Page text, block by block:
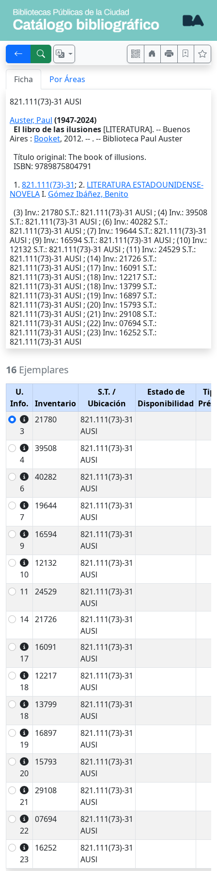
Ficha Por Áreas
821.111(73)-31 AUSl
Auster, Paul (1947-2024)
El libro de las ilusiones [LITERATURA]. -- Buenos
Aires : Booket, 2012. -- . -- Biblioteca Paul Auster
Título original: The book of illusions.
ISBN: 9789875804791
1. 821.111(73)-31; 2. LITERATURA ESTADOUNIDENSE-
NOVELAI. Gómez Ibáñez, Benito
(3)Inv.: 21780S.T.: 821.111(73)-31 AUSl ; (4)Inv.: 39508
S.T.: 821.111(73)-31 AUSl ; (6)Inv.: 40282S.T.:
821.111(73)-31 AUSl ; (7)Inv.: 19644S.T.: 821.111(73)-31
AUSl ; (9)Inv.: 16594S.T.: 821.111(73)-31 AUSl ; (10)Inv.:
12132S.T.: 821.111(73)-31 AUSl ; (11)Inv.: 24529S.T.:
821.111(73)-31 AUSl ; (14)Inv.: 21726S.T.:
821.111(73)-31 AUSl ; (17)Inv.: 16091 S.T.:
821.111(73)-31 AUSl ; (18)Inv.: 12217S.T.:
821.111(73)-31 AUSl ; (18)Inv.: 13799S.T.:
821.111(73)-31 AUSl ; (19)Inv.: 16897S.T.:
821.111(73)-31 AUSl ; (20)Inv.: 15793S.T.:
821.111(73)-31 AUSl ; (21)Inv.: 29108S.T.:
821.111(73)-31 AUSl ; (22)Inv.: 07694S.T.:
821.111(73)-31 AUSl ; (23)Inv.: 16252S.T.:
821.111(73)-31 AUSl
16 Ejemplares
U.
Info.
Inventario
S.T. /
Ubicación
Estado de
Disponibilidad
3
21780
821.111(73)-31
AUSl
4
39508
821.111(73)-31
AUSl
6
40282
821.111(73)-31
AUSl
7
19644
821.111(73)-31
AUSl
9
16594
821.111(73)-31
AUSl
10
12132
821.111(73)-31
AUSl
11
24529
821.111(73)-31
AUSl
14 21726
821.111(73)-31
AUSl
17
16091
821.111(73)-31
AUSl
18
12217
821.111(73)-31
AUSl
18
13799
821.111(73)-31
AUSl
19
16897
821.111(73)-31
AUSl
20
15793
821.111(73)-31
AUSl
21
29108
821.111(73)-31
AUSl
22
07694
821.111(73)-31
AUSl
23
16252
821.111(73)-31
AUSl